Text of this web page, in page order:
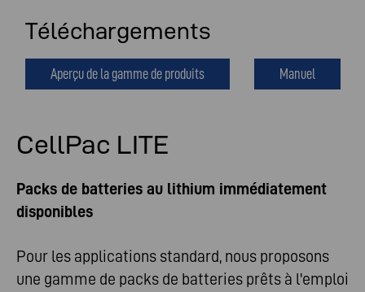
CellPac LITE
Packs de batteries au lithium immédiatement
disponibles
Pour les applications standard, nous proposons
une gamme de packs de batteries prêts à l'emploi
Téléchargements
Aperçu de la gamme de produits Manuel